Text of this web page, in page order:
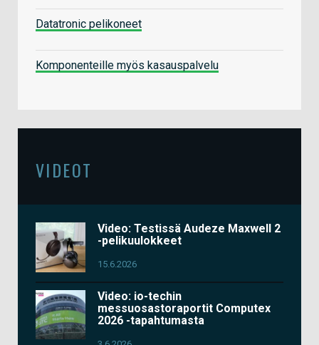
Datatronic pelikoneet
Komponenteille myös kasauspalvelu
VIDEOT
Video: Testissä Audeze Maxwell 2
-pelikuulokkeet
15.6.2026
Video: io-techin
messuosastoraportit Computex
2026 -tapahtumasta